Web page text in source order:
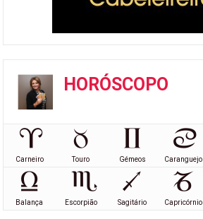
HORÓSCOPO
Carneiro Touro Gémeos Caranguejo
Balança Escorpião Sagitário Capricórnio